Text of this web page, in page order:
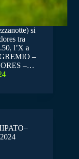
si
tra
l’X a
–
–…